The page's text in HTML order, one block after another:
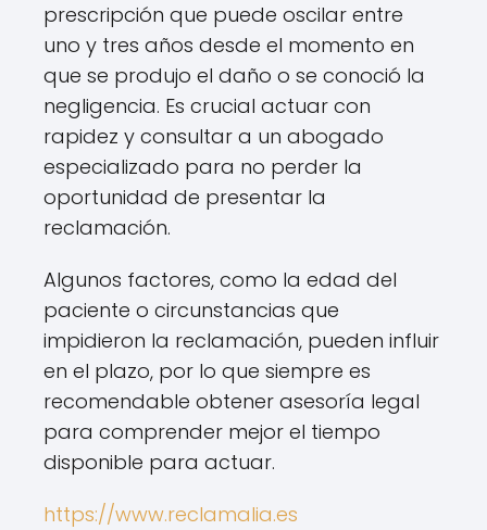
prescripción que puede oscilar entre
uno y tres años desde el momento en
que se produjo el daño o se conoció la
negligencia. Es crucial actuar con
rapidez y consultar a un abogado
especializado para no perder la
oportunidad de presentar la
reclamación.
Algunos factores, como la edad del
paciente o circunstancias que
impidieron la reclamación, pueden influir
en el plazo, por lo que siempre es
recomendable obtener asesoría legal
para comprender mejor el tiempo
disponible para actuar.
https://www.reclamalia.es